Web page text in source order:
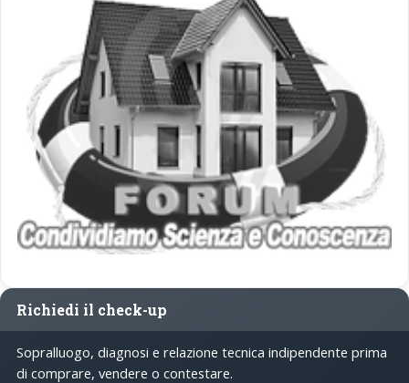
Richiedi il check-up
Sopralluogo, diagnosi e relazione tecnica indipendente prima
di comprare, vendere o contestare.